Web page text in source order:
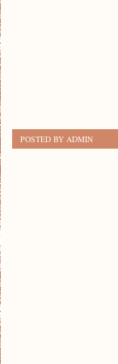
POSTED BY ADMIN